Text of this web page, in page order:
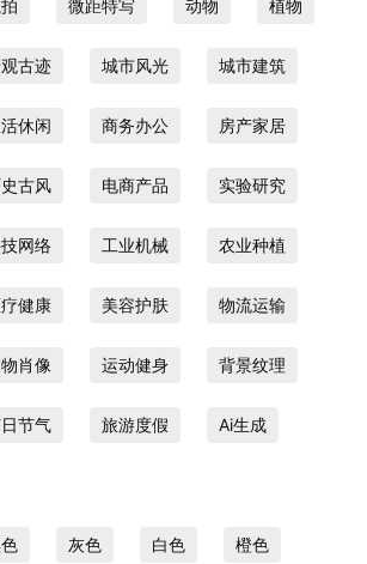
微距特写 动物 植物
古迹 城市风光 城市建筑
休闲 商务办公 房产家居
古风 电商产品 实验研究
网络 工业机械 农业种植
健康 美容护肤 物流运输
物肖像 运动健身 背景纹理
节气 旅游度假 Ai生成
灰色 白色 橙色